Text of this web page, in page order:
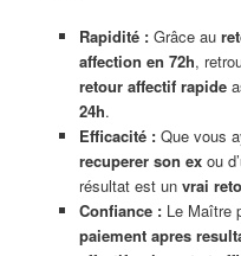
Rapidité :Grâce au
affection en 72h,
retour affectif rapide
24h.
Efficacité :Que vous
recuperer son exou
résultat est un vrai
Confiance :Le Maître
paiement apres